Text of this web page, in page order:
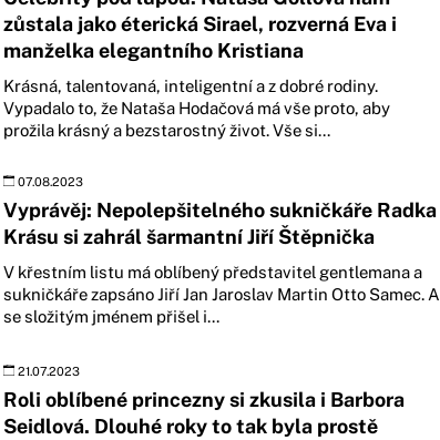
zůstala jako éterická Sirael, rozverná Eva i
manželka elegantního Kristiana
Krásná, talentovaná, inteligentní a z dobré rodiny.
Vypadalo to, že Nataša Hodačová má vše proto, aby
prožila krásný a bezstarostný život. Vše si...
07.08.2023
Vyprávěj: Nepolepšitelného sukničkáře Radka
Krásu si zahrál šarmantní Jiří Štěpnička
V křestním listu má oblíbený představitel gentlemana a
sukničkáře zapsáno Jiří Jan Jaroslav Martin Otto Samec. A
se složitým jménem přišel i...
21.07.2023
Roli oblíbené princezny si zkusila i Barbora
Seidlová. Dlouhé roky to tak byla prostě